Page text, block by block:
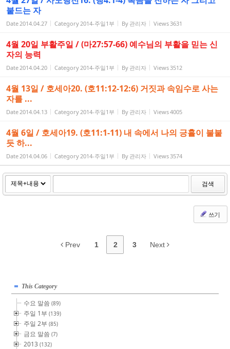
붙드는 자
Date2014.04.27 Category2014-주일1부 By 관리자 Views3631
4월 20일 부활주일 / (마27:57-66) 예수님의 부활을 믿는 신
자의 능력
Date2014.04.20 Category2014-주일1부 By 관리자 Views3512
4월 13일 / 호세아20. (호11:12-12:6) 거짓과 속임수로 사는
자를 ...
Date2014.04.13 Category2014-주일1부 By 관리자 Views4005
4월 6일 / 호세아19. (호11:1-11) 내 속에서 나의 긍휼이 불붙
듯 하...
Date2014.04.06 Category2014-주일1부 By 관리자 Views3574
검색
쓰기
Prev 1 2 3 Next
This Category
수요 말씀(89)
주일 1부(139)
주일 2부(85)
금요 말씀(7)
2013(132)